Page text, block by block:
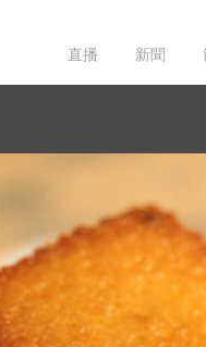
直播 新聞